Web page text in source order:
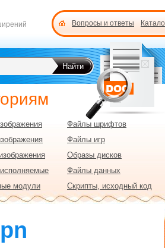
Вопросы и ответы
Файлы шрифтов
Файлы игр
Образы дисков
Файлы данных
модули Скрипты, исходный код